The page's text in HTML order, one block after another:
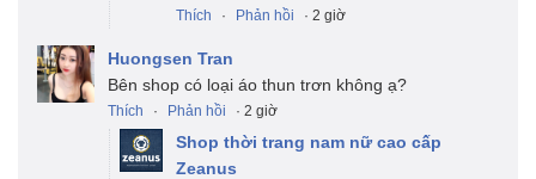
Thích · Phản hồi · 2 giờ
Huongsen Tran
Bên shop có loại áo thun trơn không ạ?
Thích · Phản hồi · 2 giờ
Shop thời trang nam nữ cao cấp
Zeanus